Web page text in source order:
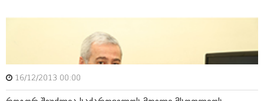
სექტემბერი 2012 (264)
აგვისტო 2012 (268)
ივლისი 2012 (322)
მაისი 2012 (240)
16/12/2013 00:00